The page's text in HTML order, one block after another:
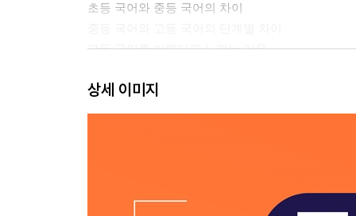
초등 국어와 중등 국어의 차이
고등 국어를 어렵다고 느끼는 이유
수능 국어가 중요한 이유
상세 이미지